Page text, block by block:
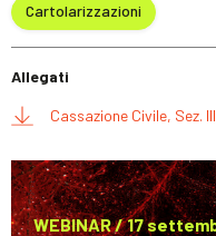
Cartolarizzazioni
Allegati
Cassazione Civile, Sez.
WEBINAR / 17